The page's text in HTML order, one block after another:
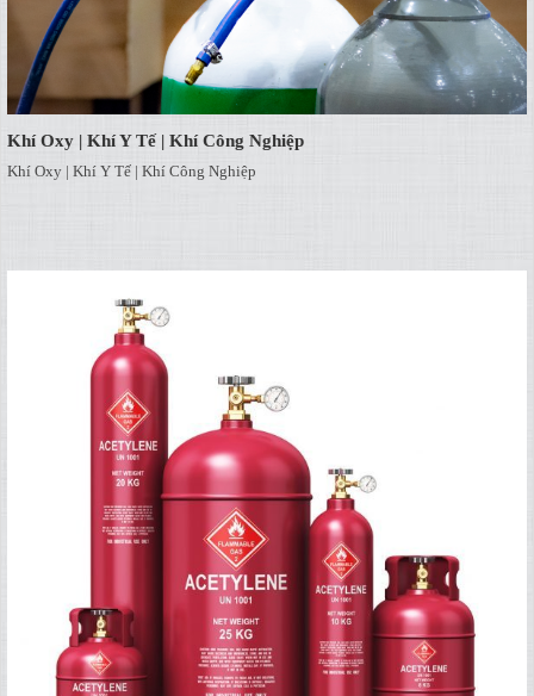
Khí Oxy | Khí Y Tế | Khí Công Nghiệp
Khí Oxy | Khí Y Tế | Khí Công Nghiệp